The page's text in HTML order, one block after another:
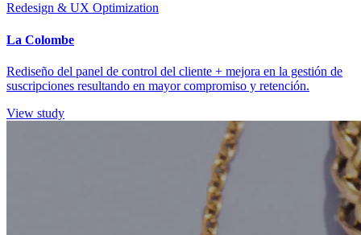
Redesign & UX Optimization
La Colombe
Rediseño del panel de control del cliente + mejora en la gestión de
suscripciones resultando en mayor compromiso y retención.
View study